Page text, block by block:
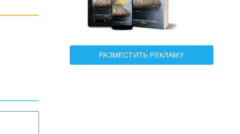
РАЗМЕСТИТЬ РЕКЛАМУ